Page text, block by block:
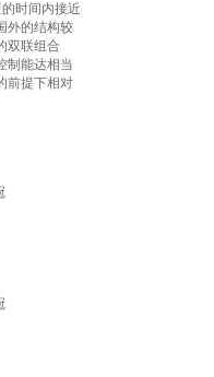
时间内接近
外的结构较
双联组合
制能达相当
前提下相对